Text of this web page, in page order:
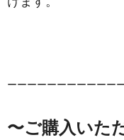
ーーーーーーーーーーー
〜ご購入いた